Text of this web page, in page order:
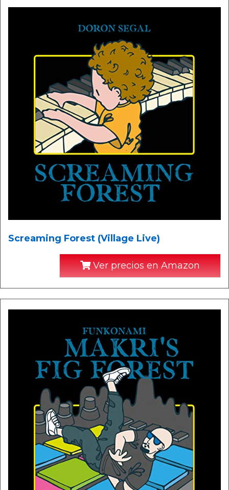
Screaming Forest (Village Live)
Ver precios en Amazon